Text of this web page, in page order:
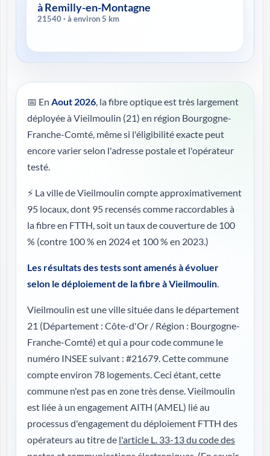
à Remilly-en-Montagne
21540 · à environ 5 km
📅 En Aout 2026, la fibre optique est très largement
déployée à Vieilmoulin (21) en région Bourgogne-
Franche-Comté, même si l'éligibilité exacte peut
encore varier selon l'adresse postale et l'opérateur
testé.
⚡ La ville de Vieilmoulin compte approximativement
95 locaux, dont 95 recensés comme raccordables à
la fibre en FTTH, soit un taux de couverture de 100
% (contre 100 % en 2024 et 100 % en 2023.)
Les résultats des tests sont amenés à évoluer
selon le déploiement de la fibre à Vieilmoulin.
Vieilmoulin est une ville située dans le département
21 (Département : Côte-d'Or / Région : Bourgogne-
Franche-Comté) et qui a pour code commune le
numéro INSEE suivant : #21679. Cette commune
compte environ 78 logements. Ceci étant, cette
commune n'est pas en zone très dense. Vieilmoulin
est liée à un engagement AITH (AMEL) lié au
processus d'engagement du déploiement FTTH des
opérateurs au titre de l'article L. 33-13 du code des